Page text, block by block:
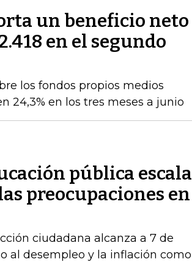
un beneficio neto
en el segundo
los fondos propios medios
24,3% en los tres meses a junio
pública escala
preocupaciones en
ciudadana alcanza a 7 de
al desempleo y la inflación como